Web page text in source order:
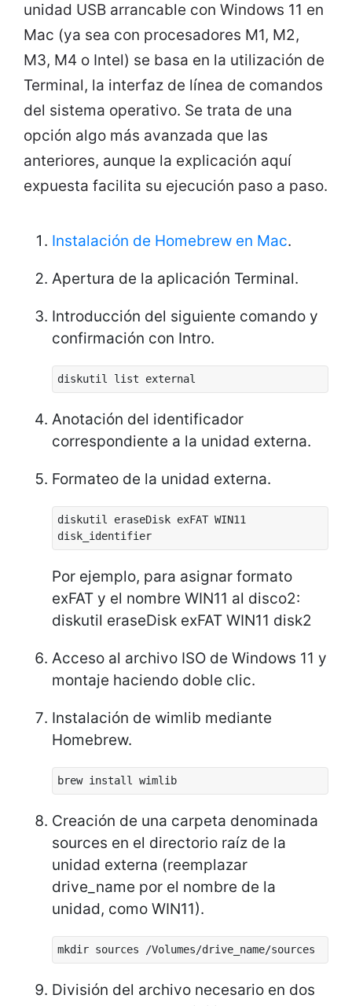
unidad USB arrancable con Windows 11 en
Mac (ya sea con procesadores M1, M2,
M3, M4 o Intel) se basa en la utilización de
Terminal, la interfaz de línea de comandos
del sistema operativo. Se trata de una
opción algo más avanzada que las
anteriores, aunque la explicación aquí
expuesta facilita su ejecución paso a paso.
Instalación de Homebrew en Mac.
Apertura de la aplicación Terminal.
Introducción del siguiente comando y
confirmación con Intro.
diskutil list external
Anotación del identificador
correspondiente a la unidad externa.
Formateo de la unidad externa.
diskutil eraseDisk exFAT WIN11
disk_identifier
Por ejemplo, para asignar formato
exFAT y el nombre WIN11 al disco2:
diskutil eraseDisk exFAT WIN11 disk2
Acceso al archivo ISO de Windows 11 y
montaje haciendo doble clic.
Instalación de wimlib mediante
Homebrew.
brew install wimlib
Creación de una carpeta denominada
sources en el directorio raíz de la
unidad externa (reemplazar
drive_name por el nombre de la
unidad, como WIN11).
mkdir sources /Volumes/drive_name/sources
División del archivo necesario en dos